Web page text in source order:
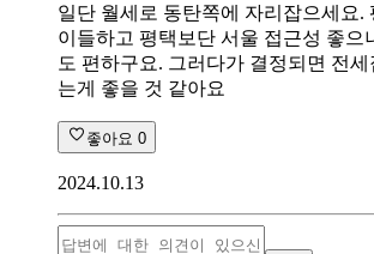
일단 월세로 동탄쪽에 자리잡으세요.
이들하고 평택보단 서울 접근성 좋으
도 편하구요. 그러다가 결정되면 전세
는게 좋을 것 같아요
좋아요 0
2024.10.13